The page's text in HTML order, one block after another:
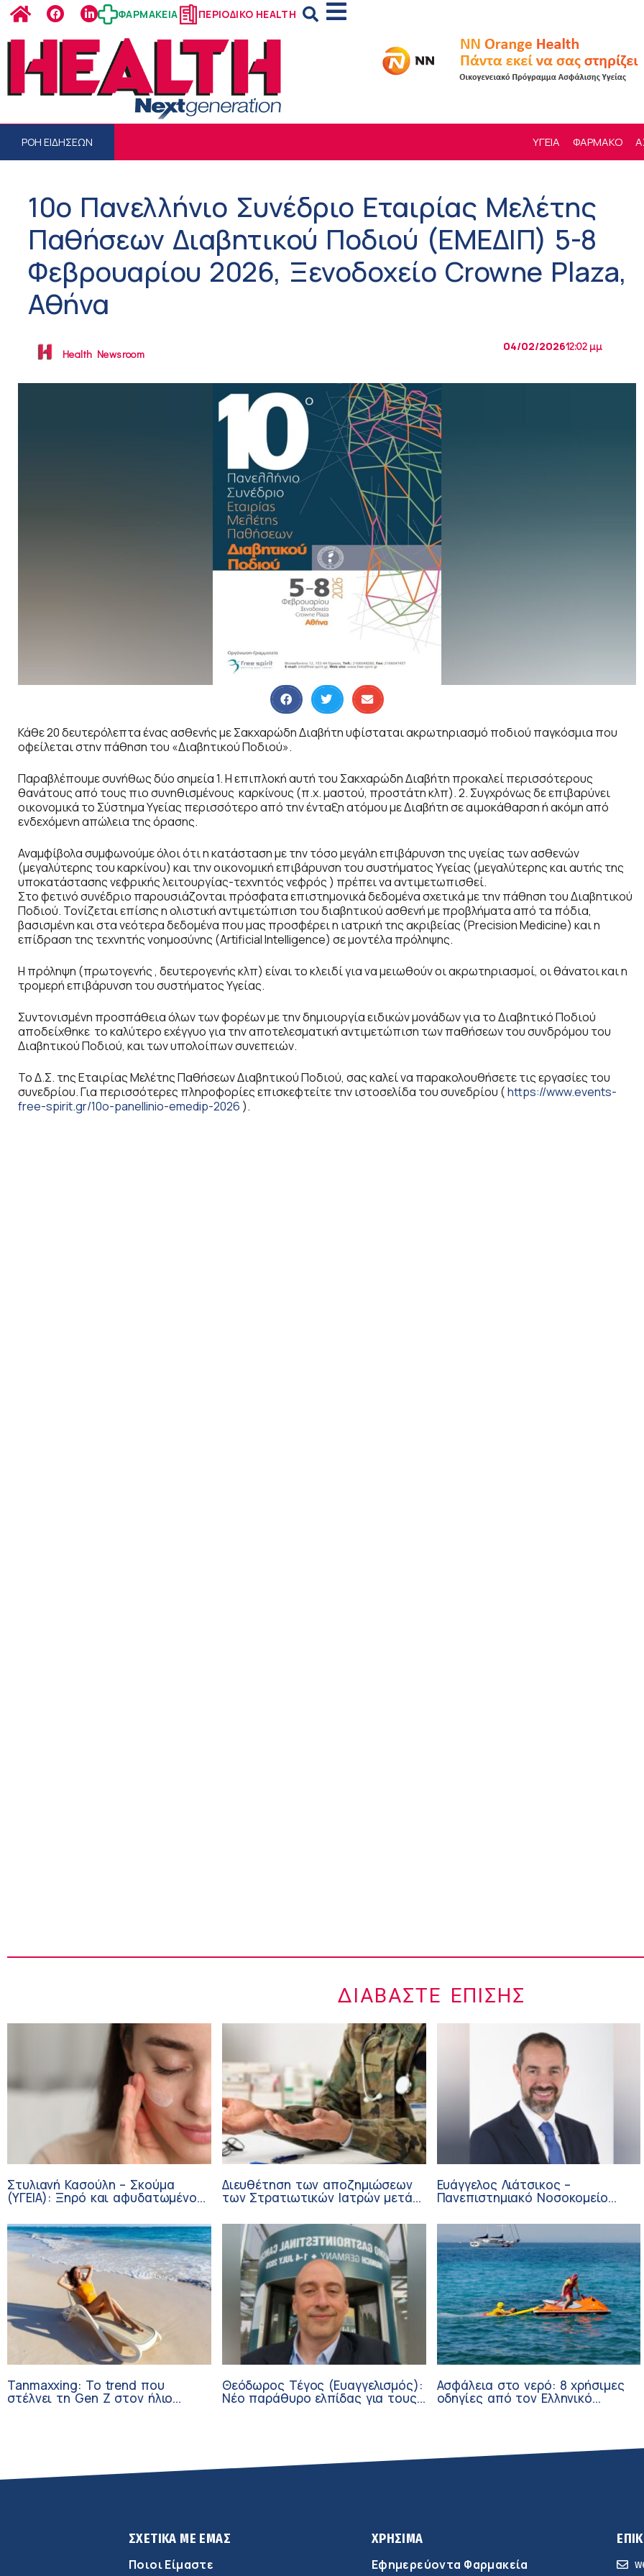
ΦΑΡΜΑΚΕΙΑ ΠΕΡΙΟΔΙΚΟ HEALTH
ΡΟΗ ΕΙΔΗΣΕΩΝ ΥΓΕΙΑ ΦΑΡΜΑΚΟ
10ο Πανελλήνιο Συνέδριο Εταιρίας Μελέτης
Παθήσεων Διαβητικού Ποδιού (ΕΜΕΔΙΠ) 5-8
Φεβρουαρίου 2026, Ξενοδοχείο Crowne Plaza,
Αθήνα
Health Newsroom
04/02/202612:02 μμ
Κάθε 20 δευτερόλεπτα ένας ασθενής με Σακχαρώδη Διαβήτη υφίσταται ακρωτηριασμό ποδιού παγκόσμια που
οφείλεται στην πάθηση του «Διαβητικού Ποδιού».
Παραβλέπουμε συνήθως δύο σημεία 1. Η επιπλοκή αυτή του Σακχαρώδη Διαβήτη προκαλεί περισσότερους
θανάτους από τους πιο συνηθισμένους καρκίνους (π.χ. μαστού, προστάτη κλπ). 2. Συγχρόνως δε επιβαρύνει
οικονομικά το Σύστημα Υγείας περισσότερο από την ένταξη ατόμου με Διαβήτη σε αιμοκάθαρση ή ακόμη από
ενδεχόμενη απώλεια της όρασης.
Αναμφίβολα συμφωνούμε όλοι ότι η κατάσταση με την τόσο μεγάλη επιβάρυνση της υγείας των ασθενών
(μεγαλύτερης του καρκίνου) και την οικονομική επιβάρυνση του συστήματος Υγείας (μεγαλύτερης και αυτής της
υποκατάστασης νεφρικής λειτουργίας-τεχνητός νεφρός ) πρέπει να αντιμετωπισθεί.
Στο φετινό συνέδριο παρουσιάζονται πρόσφατα επιστημονικά δεδομένα σχετικά με την πάθηση του Διαβητικού
Ποδιού. Τονίζεται επίσης η ολιστική αντιμετώπιση του διαβητικού ασθενή με προβλήματα από τα πόδια,
βασισμένη και στα νεότερα δεδομένα που μας προσφέρει η ιατρική της ακριβείας (Precision Medicine) και η
επίδραση της τεχνητής νοημοσύνης (Artificial Intelligence) σε μοντέλα πρόληψης.
Η πρόληψη (πρωτογενής , δευτερογενής κλπ) είναι το κλειδί για να μειωθούν οι ακρωτηριασμοί, οι θάνατοι και η
τρομερή επιβάρυνση του συστήματος Υγείας.
Συντονισμένη προσπάθεια όλων των φορέων με την δημιουργία ειδικών μονάδων για το Διαβητικό Ποδιού
αποδείχθηκε το καλύτερο εχέγγυο για την αποτελεσματική αντιμετώπιση των παθήσεων του συνδρόμου του
Διαβητικού Ποδιού, και των υπολοίπων συνεπειών.
Το Δ.Σ. της Εταιρίας Μελέτης Παθήσεων Διαβητικού Ποδιού, σας καλεί να παρακολουθήσετε τις εργασίες του
συνεδρίου. Για περισσότερες πληροφορίες επισκεφτείτε την ιστοσελίδα του συνεδρίου (https://www.events-
free-spirit.gr/10o-panellinio-emedip-2026 ).
ΔΙΑΒΆΣΤΕ ΕΠΊΣΗΣ
Στυλιανή Κασούλη – Σκούμα
(ΥΓΕΙΑ): Ξηρό και αφυδατωμένο
Διευθέτηση των αποζημιώσεων
των Στρατιωτικών Ιατρών μετά
Ευάγγελος Λιάτσικος –
Πανεπιστημιακό Νοσοκομείο
Tanmaxxing: To trend που
στέλνει τη Gen Z στον ήλιο
Θεόδωρος Τέγος (Ευαγγελισμός):
Νέο παράθυρο ελπίδας για τους
Ασφάλεια στο νερό: 8 χρήσιμες
οδηγίες από τον Ελληνικό
ΣΧΕΤΙΚΑ ΜΕ ΕΜΑΣ
Ποιοι Είμαστε
ΧΡΗΣΙΜΑ
Εφημερεύοντα Φαρμακεία